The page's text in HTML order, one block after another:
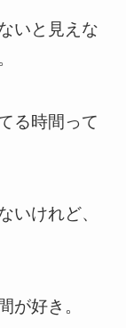
いと見えな
る時間って
いけれど、
が好き。